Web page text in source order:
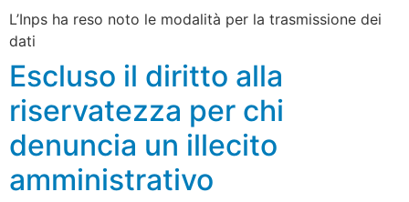
L’Inps ha reso noto le modalità per la trasmissione dei
dati
Escluso il diritto alla
riservatezza per chi
denuncia un illecito
amministrativo